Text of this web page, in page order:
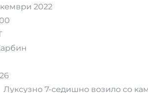
2022
Луксузно 7-седишно возило со